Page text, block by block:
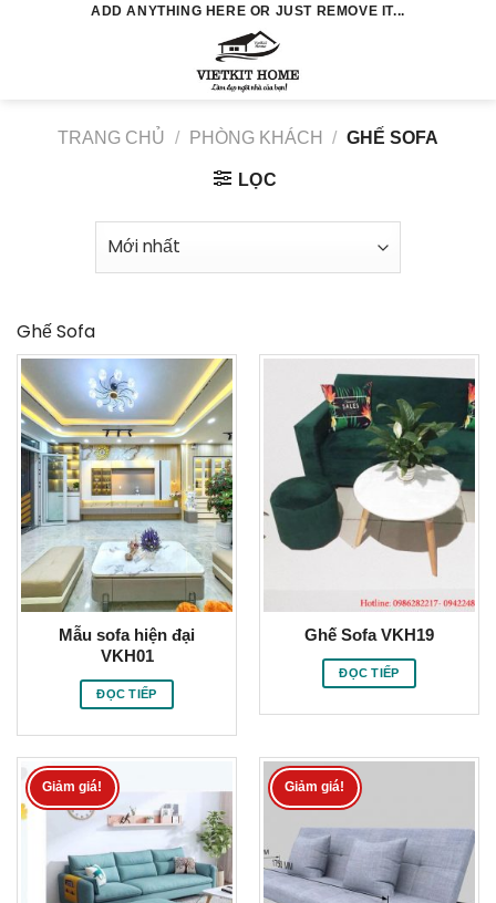
ADD ANYTHING HERE OR JUST REMOVE IT...
TRANG CHỦ / PHÒNG KHÁCH / GHẾ SOFA
LỌC
Ghế Sofa
Mẫu sofa hiện đại
VKH01
ĐỌC TIẾP
Ghế Sofa VKH19
ĐỌC TIẾP
Giảm giá! Giảm giá!